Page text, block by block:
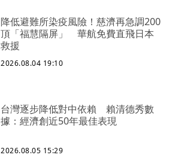
降低避難所染疫風險！慈濟再急調200
頂「福慧隔屏」 華航免費直飛日本
救援
2026.08.04 19:10
台灣逐步降低對中依賴 賴清德秀數
據：經濟創近50年最佳表現
2026.08.05 15:29